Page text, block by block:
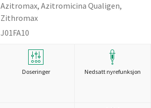
Azitromax, Azitromicina Qualigen,
Zithromax
J01FA10
Doseringer Nedsatt nyrefunksjon